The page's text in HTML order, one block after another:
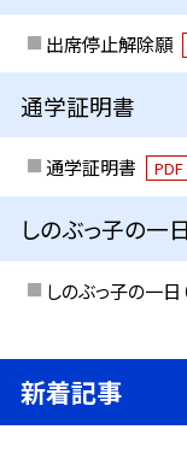
出席停止解除願
通学証明書
通学証明書 PDF
しのぶっ子の一日
しのぶっ子の一日
新着記事